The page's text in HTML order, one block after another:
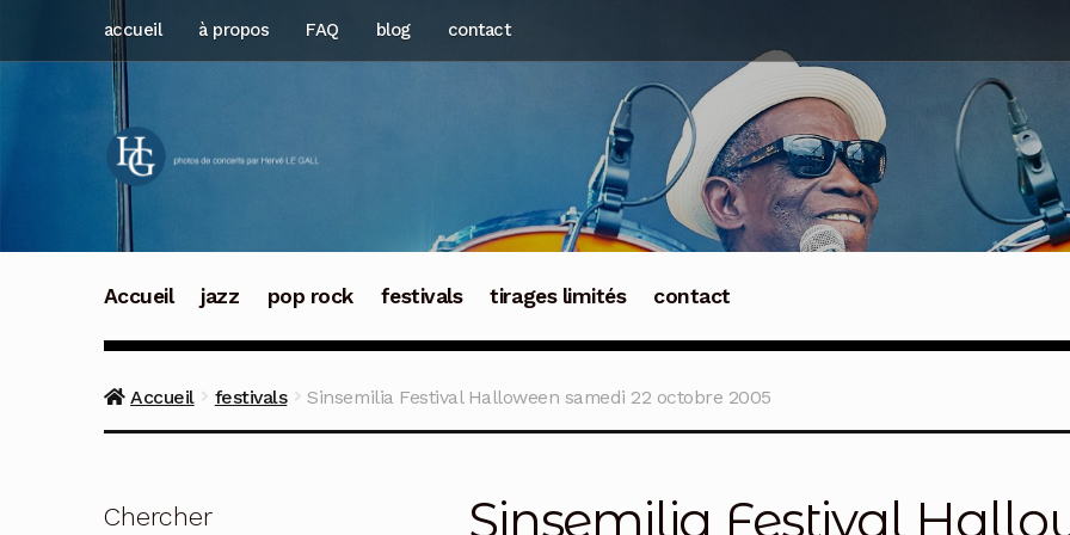
Aller
la
navigation
Aller
au
contenu
accueil à propos FAQ blog contact
Accueil jazz pop rock festivals tirages limités contact
Accueil festivals Sinsemilia Festival Halloween samedi 22 octobre 2005
Sinsemilia Festival
Chercher